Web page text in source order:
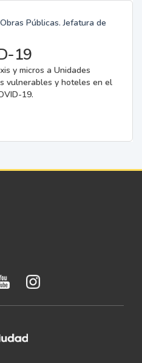
Públicas. Jefatura de
19
y micros a Unidades
vulnerables y hoteles en el
19.